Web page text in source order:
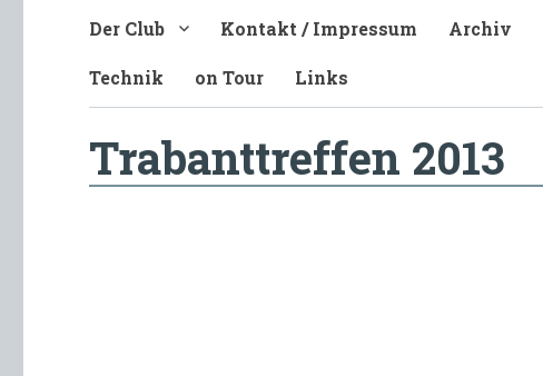
Trabant-Club Mühlhausen e.V.
Der Club Kontakt / Impressum Archiv
Technik on Tour Links
Trabanttreffen 2013